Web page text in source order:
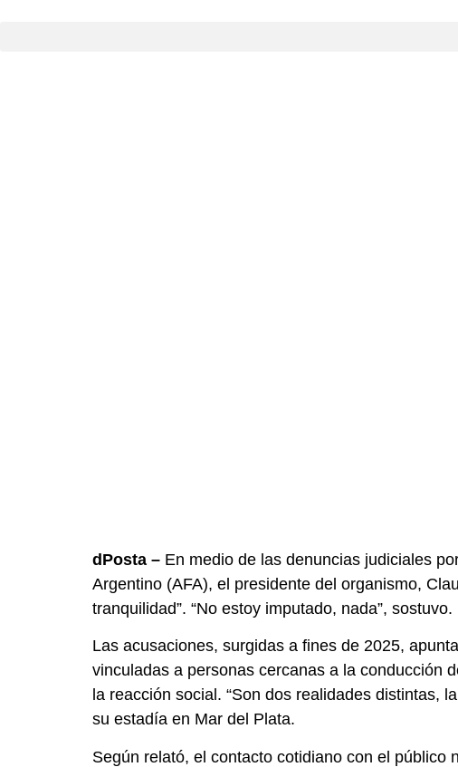
dPosta – En medio de las denuncias judiciales
Argentino (AFA), el presidente del organismo,
tranquilidad”. “No estoy imputado, nada”, sostuvo.
Las acusaciones, surgidas a fines de 2025,
vinculadas a personas cercanas a la conducción
la reacción social. “Son dos realidades distintas,
su estadía en Mar del Plata.
Según relató, el contacto cotidiano con el público